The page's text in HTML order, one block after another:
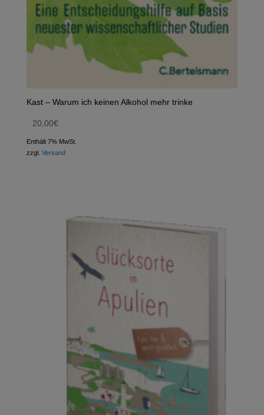
Kast – Warum ich keinen Alkohol mehr trinke
20,00€
Enthält 7% MwSt.
zzgl. Versand